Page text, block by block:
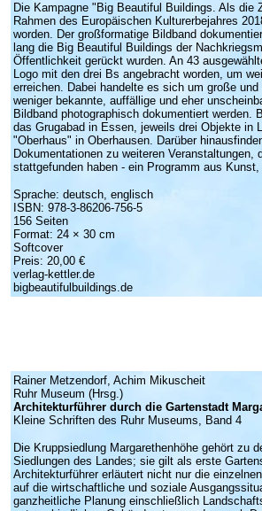
Die Kampagne "Big Beautiful Buildings. Als die
Rahmen des Europäischen Kulturerbejahres
worden. Der großformatige Bildband
lang die Big Beautiful Buildings der
Öffentlichkeit gerückt wurden. An 43
Logo mit den drei Bs angebracht worden, um
erreichen. Dabei handelte es sich um große
weniger bekannte, auffällige und eher
Bildband photographisch dokumentiert werden.
das Grugabad in Essen, jeweils drei Objekte in
"Oberhaus" in Oberhausen. Darüber
Dokumentationen zu weiteren Veranstaltungen,
stattgefunden haben - ein Programm aus
Sprache: deutsch, englisch
ISBN: 978-3-86206-756-5
156 Seiten
Format: 24 × 30 cm
Softcover
Preis: 20,00 €
verlag-kettler.de
bigbeautifulbuildings.de
Rainer Metzendorf, Achim Mikuscheit
Ruhr Museum (Hrsg.)
Architekturführer durch die Gartenstadt
Kleine Schriften des Ruhr Museums, Band 4
Die Kruppsiedlung Margarethenhöhe gehört zu
Siedlungen des Landes; sie gilt als erste
Architekturführer erläutert nicht nur die
auf die wirtschaftliche und soziale
ganzheitliche Planung einschließlich